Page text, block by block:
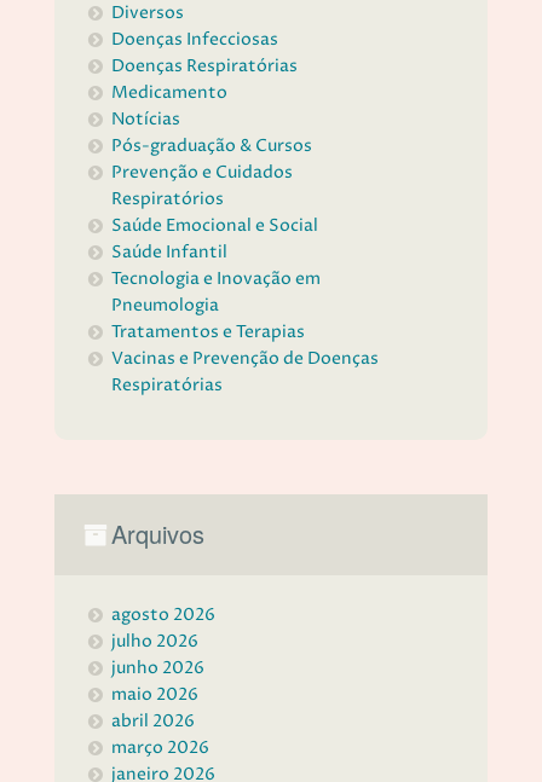
Diversos
Doenças Infecciosas
Doenças Respiratórias
Medicamento
Notícias
Pós-graduação & Cursos
Prevenção e Cuidados
Respiratórios
Saúde Emocional e Social
Saúde Infantil
Tecnologia e Inovação em
Pneumologia
Tratamentos e Terapias
Vacinas e Prevenção de Doenças
Respiratórias
Arquivos
agosto 2026
julho 2026
junho 2026
maio 2026
abril 2026
março 2026
janeiro 2026